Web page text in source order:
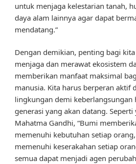
untuk menjaga kelestarian tanah,
daya alam lainnya agar dapat
mendatang.”
Dengan demikian, penting bagi
menjaga dan merawat ekosistem
memberikan manfaat maksimal
manusia. Kita harus berperan aktif
lingkungan demi keberlangsungan
generasi yang akan datang.
Mahatma Gandhi, “Bumi
memenuhi kebutuhan setiap
memenuhi keserakahan setiap
semua dapat menjadi agen